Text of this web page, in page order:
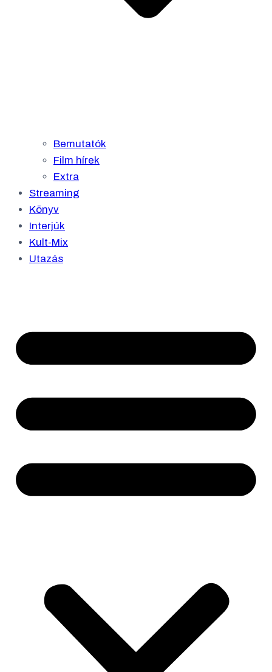
Bemutatók
Film hírek
Extra
Streaming
Könyv
Interjúk
Kult-Mix
Utazás